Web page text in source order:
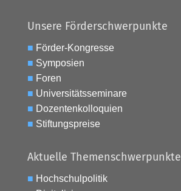
Unsere Förderschwerpunkte
■ Förder-Kongresse
■ Symposien
■ Foren
■ Universitätsseminare
■ Dozentenkolloquien
■ Stiftungspreise
Aktuelle Themenschwerpunkte
■ Hochschulpolitik